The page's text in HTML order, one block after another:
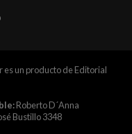
un producto de Editorial
Roberto D´Anna
Bustillo 3348